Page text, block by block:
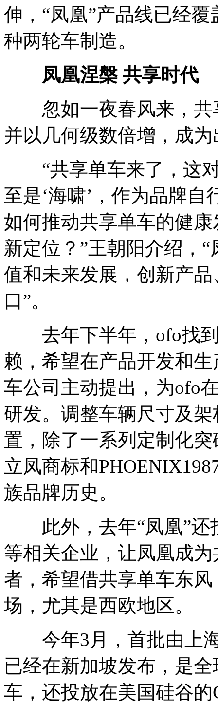
伸，“凤凰”产品线已经
种两轮车制造。
凤凰涅槃 共享时代
忽如一夜春风来，共
并以几何级数倍增，成
“共享单车来了，这对
至是‘海啸’，作为品牌自
如何推动共享单车的健
新定位？”王朝阳介绍，
值和未来发展，创新产
口”。
去年下半年，ofo找到
赖，希望在产品开发和
车公司主动提出，为ofo
研发。调整车辆尺寸及
置，除了一系列定制化
立凤商标和
族品牌历史。
此外，去年“凤凰”还
等相关企业，让凤凰成
者，希望借共享单车东
场，尤其是西欧地区。
今年3月，首批由上海
已经在新加坡发布，是
车，还投放在美国硅谷的